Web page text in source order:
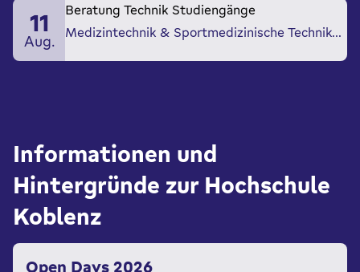
11
Aug.
Beratung Technik Studiengänge
Medizintechnik & Sportmedizinische Technik…
Informationen und
Hintergründe zur Hochschule
Koblenz
Open Days 2026